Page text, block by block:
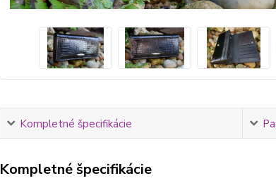
Kompletné špecifikácie
Kompletné špecifikácie